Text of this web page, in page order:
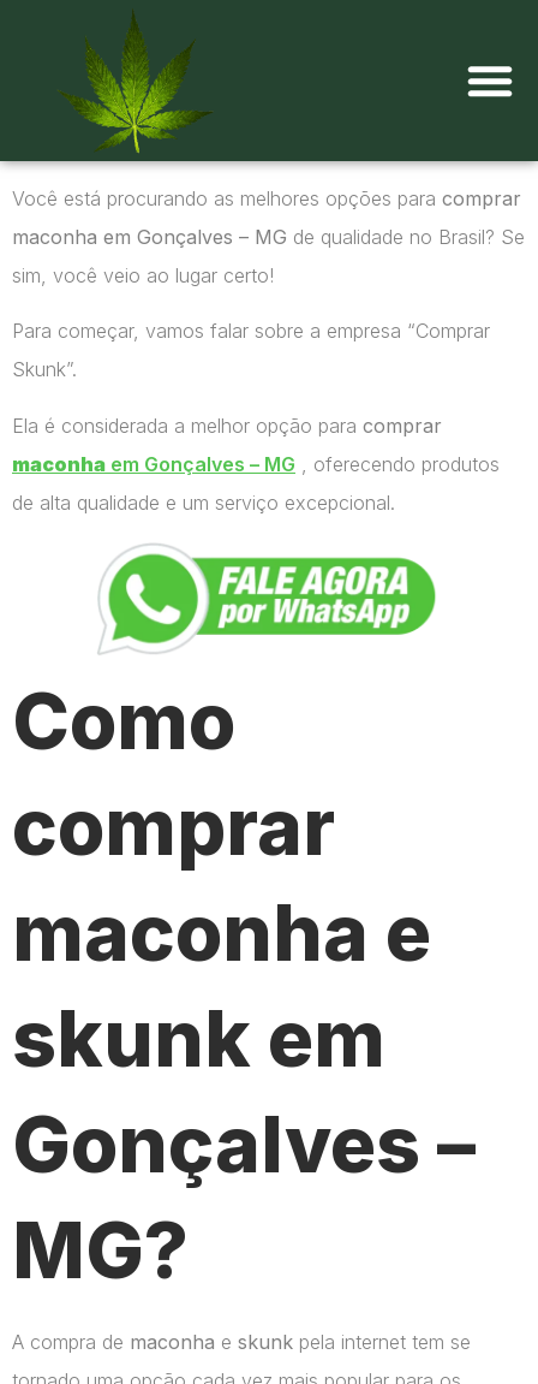
Você está procurando as melhores opções para comprar
maconha em Gonçalves – MG de qualidade no Brasil? Se
sim, você veio ao lugar certo!
Para começar, vamos falar sobre a empresa “Comprar
Skunk”.
Ela é considerada a melhor opção para comprar
maconha em Gonçalves – MG , oferecendo produtos
de alta qualidade e um serviço excepcional.
Como
comprar
maconha e
skunk em
Gonçalves –
MG?
A compra de maconha e skunk pela internet tem se